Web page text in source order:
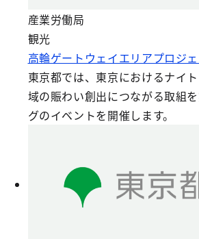
産業労働局
観光
高輪ゲートウェイエリアプロジ
東京都では、東京におけるナイ
域の賑わい創出につながる取組
グのイベントを開催します。